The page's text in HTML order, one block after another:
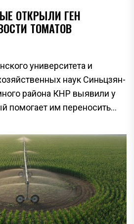
ОТКРЫЛИ ГЕН
ТОМАТОВ
университета и
наук Синьцзян-
района КНР выявили у
помогает им переносить...